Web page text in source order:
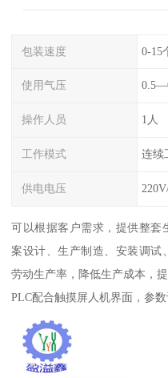
包装速度 0-15
使用气压
操作人员 1人
工作模式 连续
供电电压
可以根据客户需求，提供整套
案设计、生产制造、安装调试
劳动生产率，降低生产成本，提
PLC配合触摸屏人机界面，参